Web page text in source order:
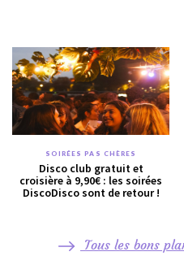
SOIRÉES PAS CHÈRES
Disco club gratuit et
croisière à 9,90€ : les soirées
DiscoDisco sont de retour !
Tous les bons